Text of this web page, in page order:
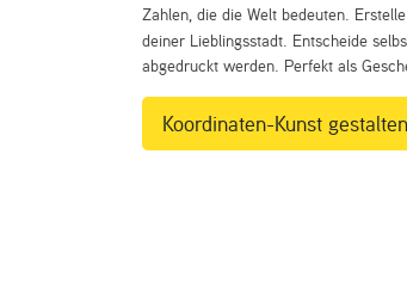
Zahlen, die die Welt bedeuten.
deiner Lieblingsstadt. Entscheide
abgedruckt werden. Perfekt als
Koordinaten-Kunst gestalten